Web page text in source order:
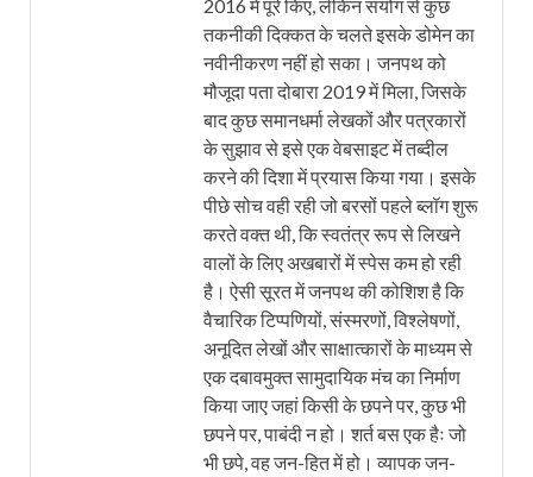
2016 में पूरे किए, लेकिन संयोग से कुछ
तकनीकी दिक्कत के चलते इसके डोमेन का
नवीनीकरण नहीं हो सका। जनपथ को
मौजूदा पता दोबारा 2019 में मिला, जिसके
बाद कुछ समानधर्मा लेखकों और पत्रकारों
के सुझाव से इसे एक वेबसाइट में तब्दील
करने की दिशा में प्रयास किया गया। इसके
पीछे सोच वही रही जो बरसों पहले ब्लॉग शुरू
करते वक्त थी, कि स्वतंत्र रूप से लिखने
वालों के लिए अखबारों में स्पेस कम हो रही
है। ऐसी सूरत में जनपथ की कोशिश है कि
वैचारिक टिप्पणियों, संस्मरणों, विश्लेषणों,
अनूदित लेखों और साक्षात्कारों के माध्यम से
एक दबावमुक्त सामुदायिक मंच का निर्माण
किया जाए जहां किसी के छपने पर, कुछ भी
छपने पर, पाबंदी न हो। शर्त बस एक हैः जो
भी छपे, वह जन-हित में हो। व्यापक जन-